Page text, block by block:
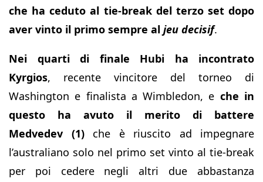
che ha ceduto al tie-break del terzo set dopo
aver vinto il primo sempre al jeu decisif.
Nei quarti di finale Hubi ha incontrato
Kyrgios, recente vincitore del torneo di
Washington e finalista a Wimbledon, e che in
questo ha avuto il merito di battere
Medvedev (1) che è riuscito ad impegnare
l’australiano solo nel primo set vinto al tie-break
per poi cedere negli altri due abbastanza